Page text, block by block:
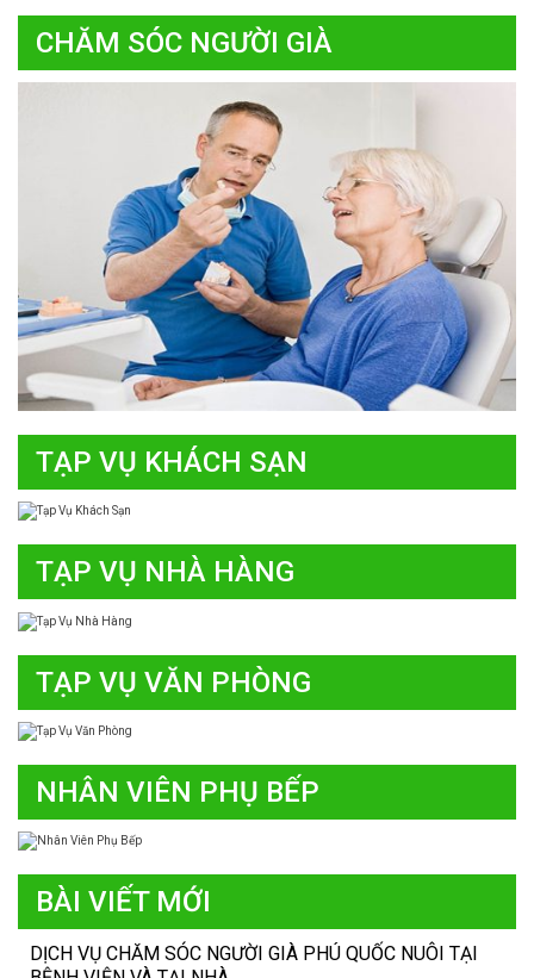
CHĂM SÓC NGƯỜI GIÀ
TẠP VỤ KHÁCH SẠN
TẠP VỤ NHÀ HÀNG
TẠP VỤ VĂN PHÒNG
NHÂN VIÊN PHỤ BẾP
BÀI VIẾT MỚI
DỊCH VỤ CHĂM SÓC NGƯỜI GIÀ PHÚ QUỐC NUÔI TẠI